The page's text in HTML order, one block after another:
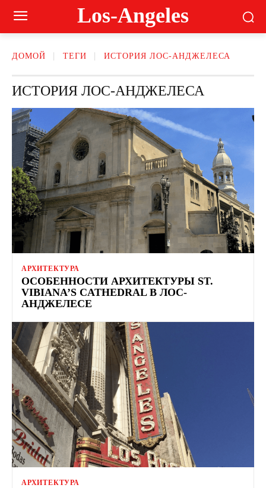
Los-Angeles
ДОМОЙ ТЕГИ ИСТОРИЯ ЛОС-АНДЖЕЛЕСА
ИСТОРИЯ ЛОС-АНДЖЕЛЕСА
АРХИТЕКТУРА
ОСОБЕННОСТИ АРХИТЕКТУРЫ ST.
VIBIANA’S CATHEDRAL В ЛОС-
АНДЖЕЛЕСЕ
АРХИТЕКТУРА